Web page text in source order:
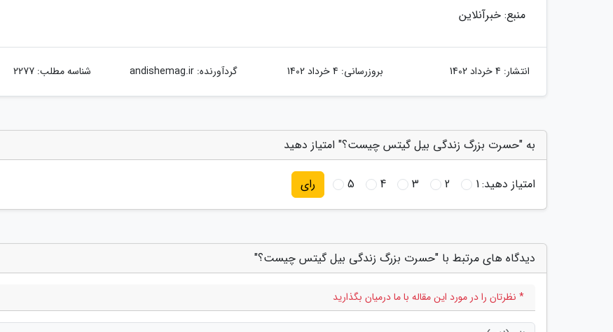
منبع: خبرآنلاین
انتشار: 4 خرداد 1402 بروزرسانی: 4 خرداد 1402 گردآورنده:andishemag.ir شناسه مطلب: 2277
به "حسرت بزرگ زندگی بیل گیتس چیست؟" امتیاز دهید
امتیاز دهید:1
2
3
4
5 رای
دیدگاه های مرتبط با "حسرت بزرگ زندگی بیل گیتس چیست؟"
* نظرتان را در مورد این مقاله با ما درمیان بگذارید